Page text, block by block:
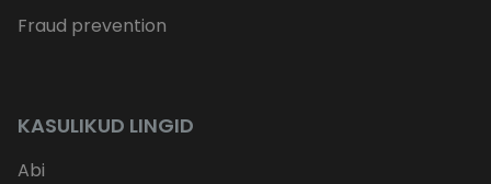
Fraud prevention
KASULIKUD LINGID
Abi